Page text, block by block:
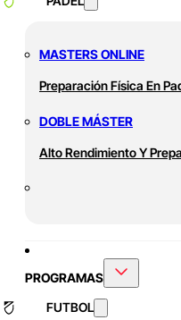
MASTERS ONLINE
Preparación Física En
DOBLE MÁSTER
Alto Rendimiento Y
PROGRAMAS
FUTBOL